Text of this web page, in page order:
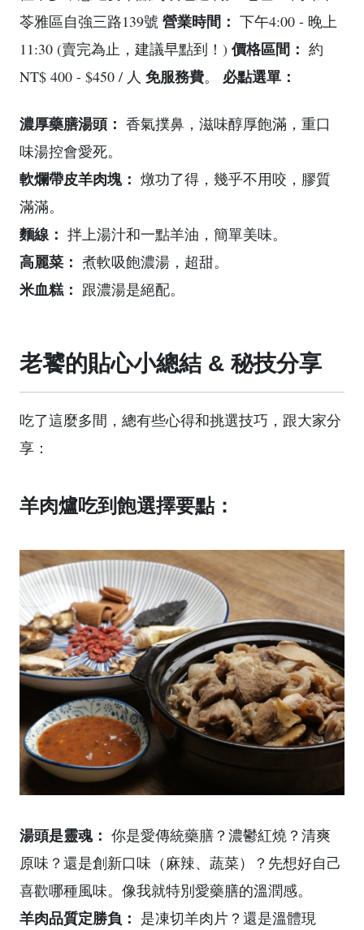
苓雅區自強三路139號 營業時間： 下午4:00 - 晚上
11:30 (賣完為止，建議早點到！) 價格區間： 約
NT$ 400 - $450 / 人 免服務費。 必點選單：
濃厚藥膳湯頭： 香氣撲鼻，滋味醇厚飽滿，重口
味湯控會愛死。
軟爛帶皮羊肉塊： 燉功了得，幾乎不用咬，膠質
滿滿。
麵線： 拌上湯汁和一點羊油，簡單美味。
高麗菜： 煮軟吸飽濃湯，超甜。
米血糕： 跟濃湯是絕配。
老饕的貼心小總結 & 秘技分享
吃了這麼多間，總有些心得和挑選技巧，跟大家分
享：
羊肉爐吃到飽選擇要點：
湯頭是靈魂： 你是愛傳統藥膳？濃鬱紅燒？清爽
原味？還是創新口味（麻辣、蔬菜）？先想好自己
喜歡哪種風味。像我就特別愛藥膳的溫潤感。
羊肉品質定勝負： 是凍切羊肉片？還是溫體現